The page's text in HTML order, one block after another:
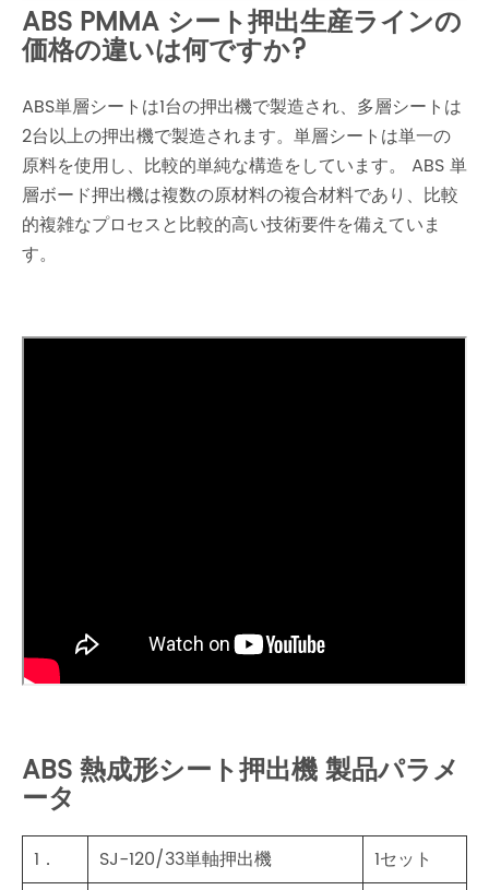
ABS PMMA シート押出生産ラインの
価格の違いは何ですか?
ABS単層シートは1台の押出機で製造され、多層シートは
2台以上の押出機で製造されます。単層シートは単一の
原料を使用し、比較的単純な構造をしています。 ABS 単
層ボード押出機は複数の原材料の複合材料であり、比較
的複雑なプロセスと比較的高い技術要件を備えていま
す。
ABS 熱成形シート押出機 製品パラメ
ータ
1． SJ-120/33単軸押出機
1セット